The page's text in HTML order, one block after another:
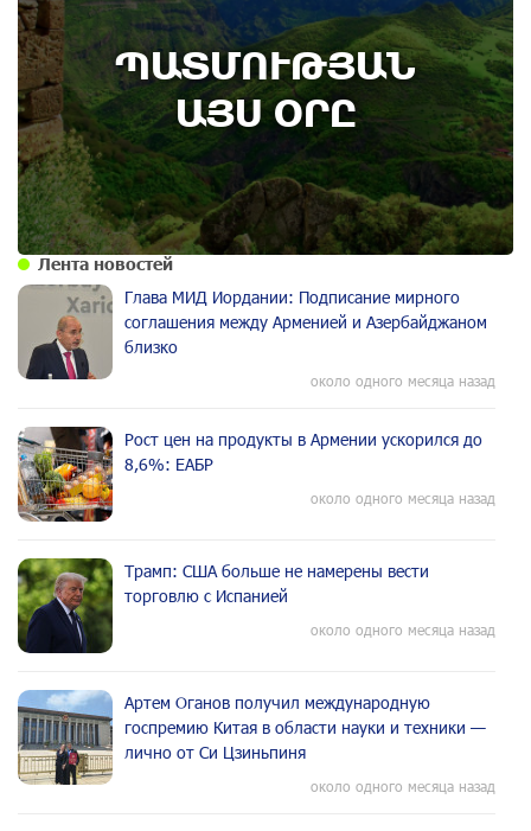
ՊԱՏՄՈՒԹՅԱՆ
ԱՅՍ ՕՐԸ
8th of August
Административный суд удовлетворил иск ААЦ
по делу монастыря Ованаванк
Лента новостей
Глава МИД Иордании: Подписание мирного
соглашения между Арменией и Азербайджаном
близко
около одного месяца назад
Рост цен на продукты в Армении ускорился до
8,6%: ЕАБР
около одного месяца назад
Трамп: США больше не намерены вести
торговлю с Испанией
около одного месяца назад
Артем Оганов получил международную
госпремию Китая в области науки и техники —
лично от Си Цзиньпиня
около одного месяца назад